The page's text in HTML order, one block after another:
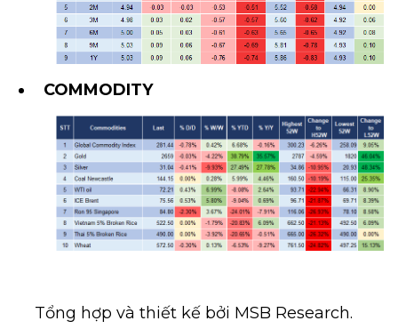
COMMODITY
Tổng hợp và thiết kế bởi MSB Research.